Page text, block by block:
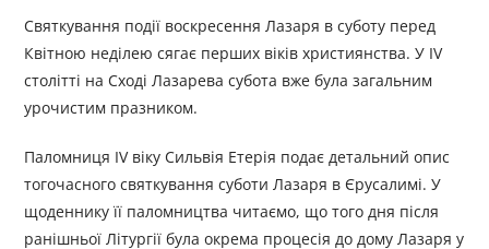
Святкування події воскресення Лазаря в суботу перед
Квітною неділею сягає перших віків християнства. У IV
столітті на Сході Лазарева субота вже була загальним
урочистим празником.
Паломниця IV віку Сильвія Етерія подає детальний опис
тогочасного святкування суботи Лазаря в Єрусалимі. У
щоденнику її паломництва читаємо, що того дня після
ранішньої Літургії була окрема процесія до дому Лазаря у